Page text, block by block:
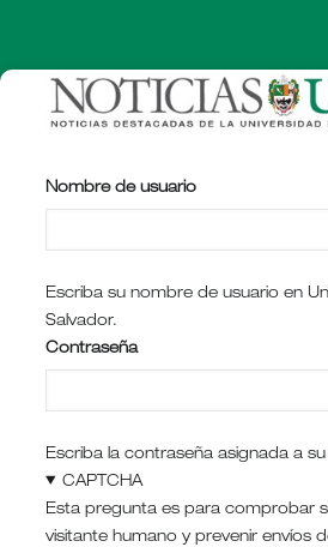
contenido
principal
Nombre de usuario
Escriba su nombre de usuario en
Salvador.
Contraseña
Escriba la contraseña asignada a
CAPTCHA
Esta pregunta es para comprobar
visitante humano y prevenir envíos